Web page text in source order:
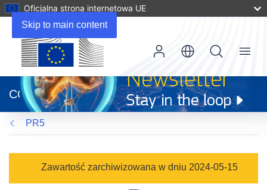
Skip to main content
Oficjalna strona internetowa UE
otworzy
się
w
nowym
oknie)
CORDIS
Menu
PR5
Zawartość zarchiwizowana w dniu 2024-05-15